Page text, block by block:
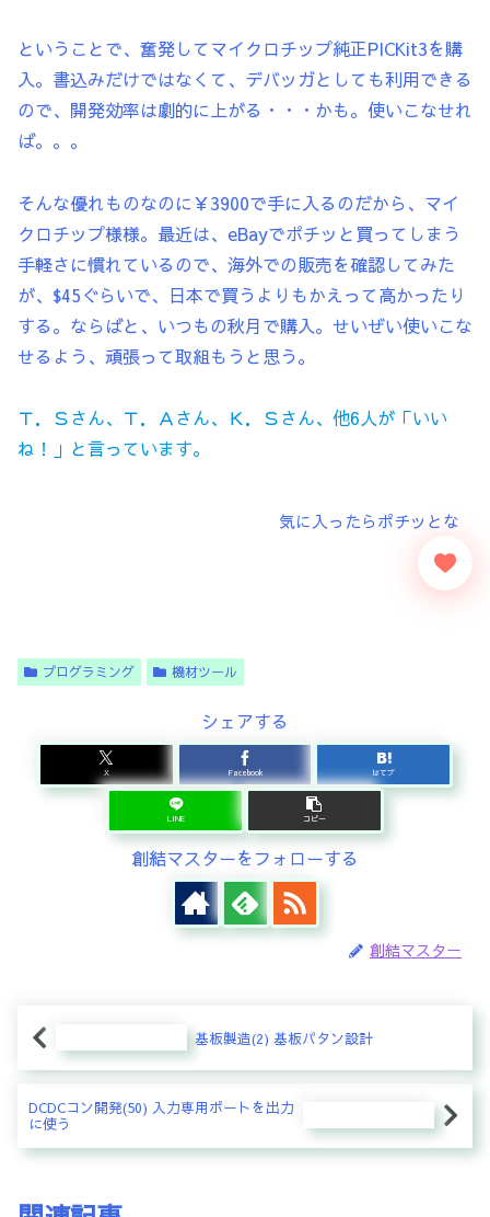
ということで、奮発してマイクロチップ純正PICKit3を購
入。書込みだけではなくて、デバッガとしても利用できる
ので、開発効率は劇的に上がる・・・かも。使いこなせれ
ば。。。
そんな優れものなのに￥3900で手に入るのだから、マイ
クロチップ様様。最近は、eBayでポチッと買ってしまう
手軽さに慣れているので、海外での販売を確認してみた
が、$45ぐらいで、日本で買うよりもかえって高かったり
する。ならばと、いつもの秋月で購入。せいぜい使いこな
せるよう、頑張って取組もうと思う。
Ｔ．Ｓさん、Ｔ．Ａさん、Ｋ．Ｓさん、他6人が「いい
ね！」と言っています。
プログラミング 機材ツール
シェアする
X Facebook はてブ
LINE コピー
創結マスターをフォローする
創結マスター
基板製造(2) 基板パタン設計
DCDCコン開発(50) 入力専用ポートを出力
に使う